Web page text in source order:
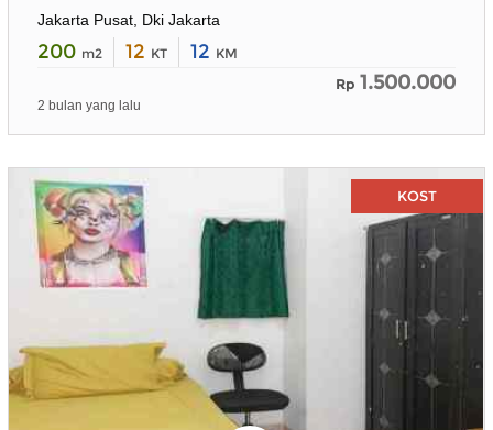
Jakarta Pusat, Dki Jakarta
200 m2 12 KT 12 KM
Rp 1.500.000
2 bulan yang lalu
KOST